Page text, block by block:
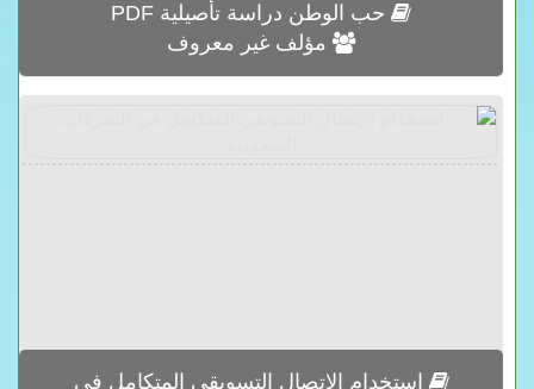
حب الوطن دراسة تأصيلية PDF
مؤلف غير معروف
استخدام الإتصال التسويقي المتكامل في